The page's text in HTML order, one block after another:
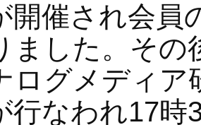
開催され会員
ました。その
ログメディア
行なわれ17